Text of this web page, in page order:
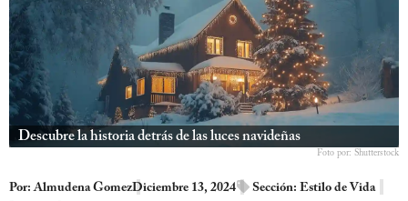
Descubre la historia detrás de las luces navideñas
Foto por: Shutterstock
Por:Almudena GomezDiciembre 13, 2024 Sección: Estilo de Vida